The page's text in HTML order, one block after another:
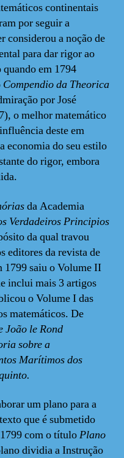
continentais
por seguir a
considerou a noção de
para dar rigor ao
em 1794
Compendio da Theorica
por José
o melhor matemático
deste em
economia do seu estilo
do rigor, embora
da Academia
Verdadeiros Principios
da qual travou
editores da revista de
1799 saiu o Volume II
inclui mais 3 artigos
o Volume I das
matemáticos. De
João le Rond
sobre a
Marítimos dos
um plano para a
que é submetido
com o títuloPlano
dividia a Instrução